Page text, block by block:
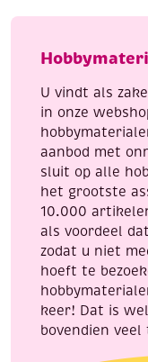
meter,
pink
U vindt als
in onze
aanbod met
sluit op alle
het grootste
10.000
als voordeel
zodat u niet
hoeft te
keer! Dat is
bovendien